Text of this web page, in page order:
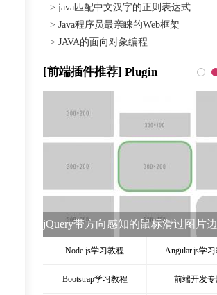
> java匹配中文汉字的正则表达式
> Java程序员最亲睐的Web框架
> JAVA的面向对象编程
[前端插件推荐] Plugin
jQuery HotKeys监听键盘按下事件
Node.js学习教程 Angular.js学
Bootstrap学习教程 前端开发专